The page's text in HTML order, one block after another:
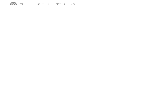
Zoom (siehe Ticket)